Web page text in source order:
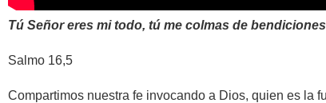
Tú Señor eres mi todo, tú me colmas de
Salmo 16,5
Compartimos nuestra fe invocando a Dios, quien es la